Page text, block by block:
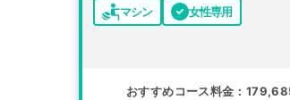
マシン 女性専用
おすすめコース料金